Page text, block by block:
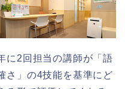
に2回担当の講師が「語
さ」の4技能を基準にど